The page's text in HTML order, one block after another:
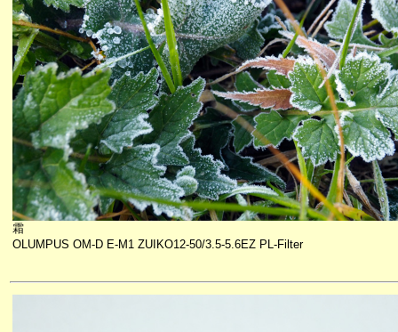
霜
OLUMPUS OM-D E-M1 ZUIKO12-50/3.5-5.6EZ PL-Filter